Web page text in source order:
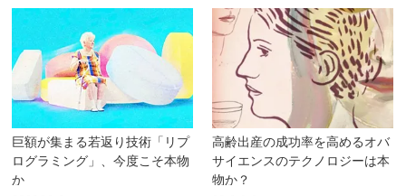
巨額が集まる若返り技術「リプ
ログラミング」、今度こそ本物
か
高齢出産の成功率を高めるオバ
サイエンスのテクノロジーは本
物か？